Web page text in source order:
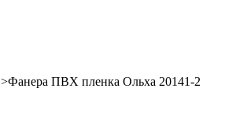
>Фанера ПВХ пленка Ольха 20141-2